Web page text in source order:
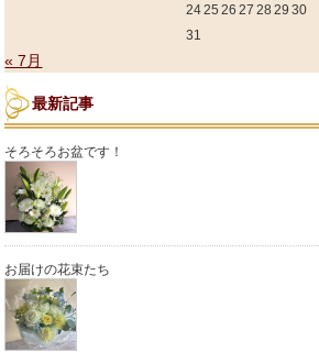
2425 26 27 28 29 30
31
« 7月
最新記事
そろそろお盆です！
お届けの花束たち